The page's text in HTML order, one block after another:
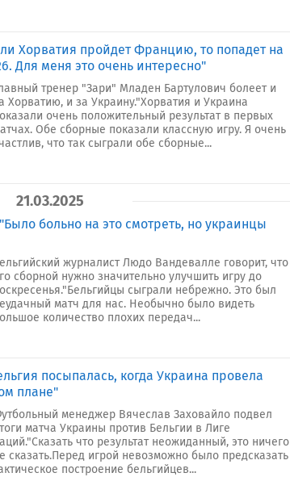
Хорватия пройдет Францию, то попадет на
Для меня это очень интересно"
тренер "Зари" Младен Бартулович болеет и
Хорватию, и за Украину."Хорватия и Украина
очень положительный результат в первых
Обе сборные показали классную игру. Я очень
что так сыграли обе сборные...
21.03.2025
больно на это смотреть, но украинцы
журналист Людо Вандевалле говорит, что
сборной нужно значительно улучшить игру до
сыграли небрежно. Это был
матч для нас. Необычно было видеть
количество плохих передач...
посыпалась, когда Украина провела
плане"
менеджер Вячеслав Заховайло подвел
матча Украины против Бельгии в Лиге
что результат неожиданный, это ничего
сказать.Перед игрой невозможно было предсказать
построение бельгийцев...